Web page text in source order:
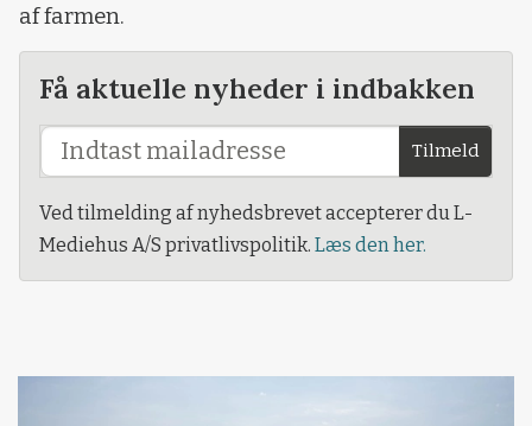
af farmen.
Få aktuelle nyheder i indbakken
Tilmeld
Ved tilmelding af nyhedsbrevet accepterer du L-
Mediehus A/S privatlivspolitik. Læs den her.